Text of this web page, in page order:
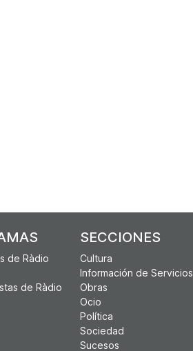
de Ràdio
de Ràdio
SECCIONES
Cultura
Información de Servicios
Obras
Ocio
Política
Sociedad
Sucesos